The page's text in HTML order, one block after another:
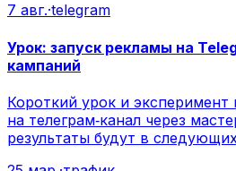
7 авг.·telegram
Урок: запуск рекламы на
кампаний
Короткий урок и эксперимент
на телеграм‑канал через
результаты будут в